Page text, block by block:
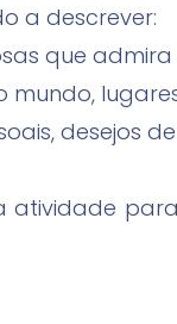
a descrever:
que
desejos